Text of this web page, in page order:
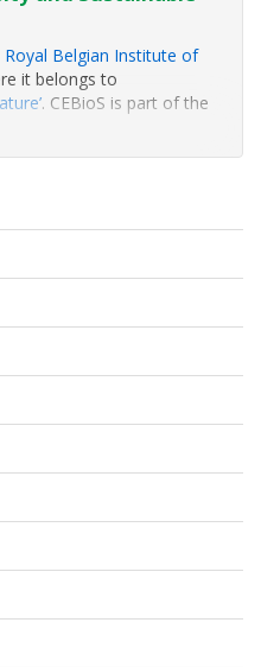
Royal Belgian Institute of
it belongs to
. CEBioS is part of the
associated with the